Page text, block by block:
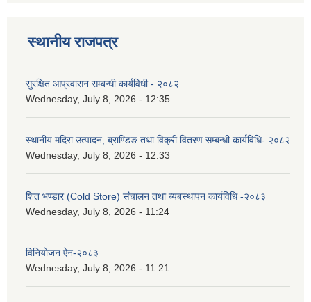
स्थानीय राजपत्र
सुरक्षित आप्रवासन सम्बन्धी कार्यविधी - २०८२
Wednesday, July 8, 2026 - 12:35
स्थानीय मदिरा उत्पादन, ब्राण्डिङ तथा विक्री वितरण सम्बन्धी कार्यविधि- २०८२
Wednesday, July 8, 2026 - 12:33
शित भण्डार (Cold Store) संचालन तथा ब्यबस्थापन कार्यविधि -२०८३
Wednesday, July 8, 2026 - 11:24
विनियोजन ऐन-२०८३
Wednesday, July 8, 2026 - 11:21